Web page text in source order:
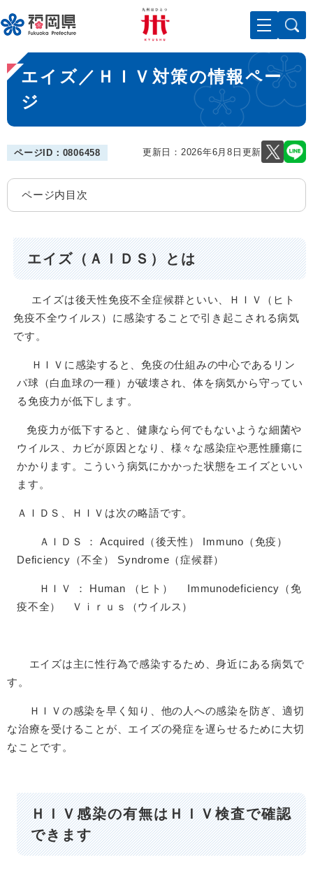
ー
ジ
先
頭
。
メニューを飛ばして本文へ
本
文
エイズ／ＨＩＶ対策の情報ペー
ジ
ページID：0806458 更新日：2026年6月8日更新
ページ内目次
エイズ（ＡＩＤＳ）とは
エイズは後天性免疫不全症候群といい、ＨＩＶ（ヒト
免疫不全ウイルス）に感染することで引き起こされる病気
です。
ＨＩＶに感染すると、免疫の仕組みの中心であるリン
パ球（白血球の一種）が破壊され、体を病気から守ってい
る免疫力が低下します。
免疫力が低下すると、健康なら何でもないような細菌や
ウイルス、カビが原因となり、様々な感染症や悪性腫瘍に
かかります。こういう病気にかかった状態をエイズといい
ます。
ＡＩＤＳ、ＨＩＶは次の略語です。
ＡＩＤＳ ： Acquired（後天性） Immuno（免疫）
Deficiency（不全） Syndrome（症候群）
ＨＩＶ ： Human （ヒト） Immunodeficiency（免
疫不全） Ｖｉｒｕｓ（ウイルス）
エイズは主に性行為で感染するため、身近にある病気で
す。
ＨＩＶの感染を早く知り、他の人への感染を防ぎ、適切
な治療を受けることが、エイズの発症を遅らせるために大切
なことです。
ＨＩＶ感染の有無はＨＩＶ検査で確認
できます